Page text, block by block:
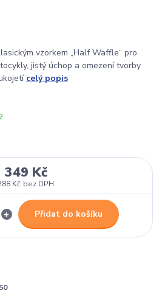
vzorkem „Half Waffle“ pro
jistý úchop a omezení tvorby
celý popis
349 Kč
Kč bez DPH
Přidat do košíku